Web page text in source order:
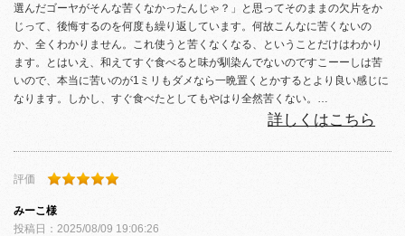
選んだゴーヤがそんな苦くなかったんじゃ？」と思ってそのままの欠片をか
じって、後悔するのを何度も繰り返しています。何故こんなに苦くないの
か、全くわかりません。これ使うと苦くなくなる、ということだけはわかり
ます。とはいえ、和えてすぐ食べると味が馴染んでないのですこーーしは苦
いので、本当に苦いのが1ミリもダメなら一晩置くとかするとより良い感じに
なります。しかし、すぐ食べたとしてもやはり全然苦くない。…
詳しくはこちら
評価
みーこ 様
投稿日： 2025/08/09 19:06:26